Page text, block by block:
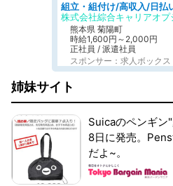
株式会社綜合キャリアオプ
熊本県 菊陽町
時給1,600円～2,000円
正社員 / 派遣社員
スポンサー：求人ボックス
姉妹サイト
Suicaのペンギン
8日に発売。
だよ~。